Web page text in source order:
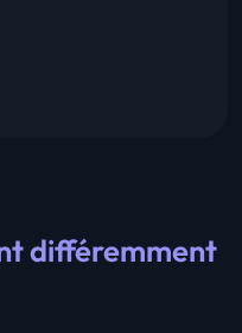
différemment